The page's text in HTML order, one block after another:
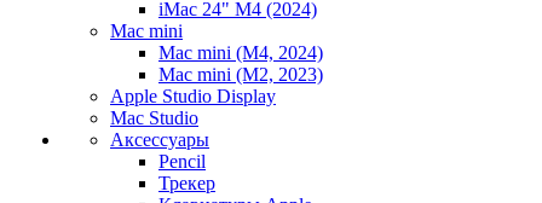
iMac 24" M4 (2024)
Mac mini
Mac mini (M4, 2024)
Mac mini (M2, 2023)
Apple Studio Display
Mac Studio
Аксессуары
Pencil
Трекер